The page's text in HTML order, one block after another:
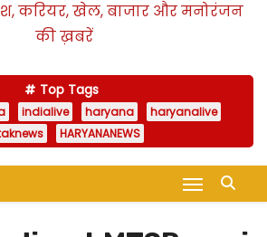
करियर, खेल, बाजार और मनोरंजन
की ख़बरें
Top Tags
indialive haryana
haryanalive
HARYANANEWS